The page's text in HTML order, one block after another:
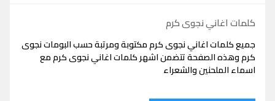
كلمات اغاني نجوى كرم
جميع كلمات اغاني نجوى كرم مكتوبة ومرتبة حسب البومات نجوى
كرم وهذه الصفحة تتضمن اشهر كلمات اغاني نجوى كرم مع
اسماء الملحنين والشعراء